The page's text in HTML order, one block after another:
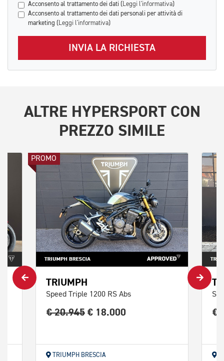
Acconsento al trattamento dei dati ( Leggi l'informativa)
Acconsento al trattamento dei dati personali per attività di
marketing ( Leggi l'informativa)
INVIA LA RICHIESTA
ALTRE HYPERSPORTCON
PREZZO SIMILE
PROMO
TRIUMPH
Speed Triple 1200 RS Abs
€ 20.945 € 18.000
TRIUMPH BRESCIA
€